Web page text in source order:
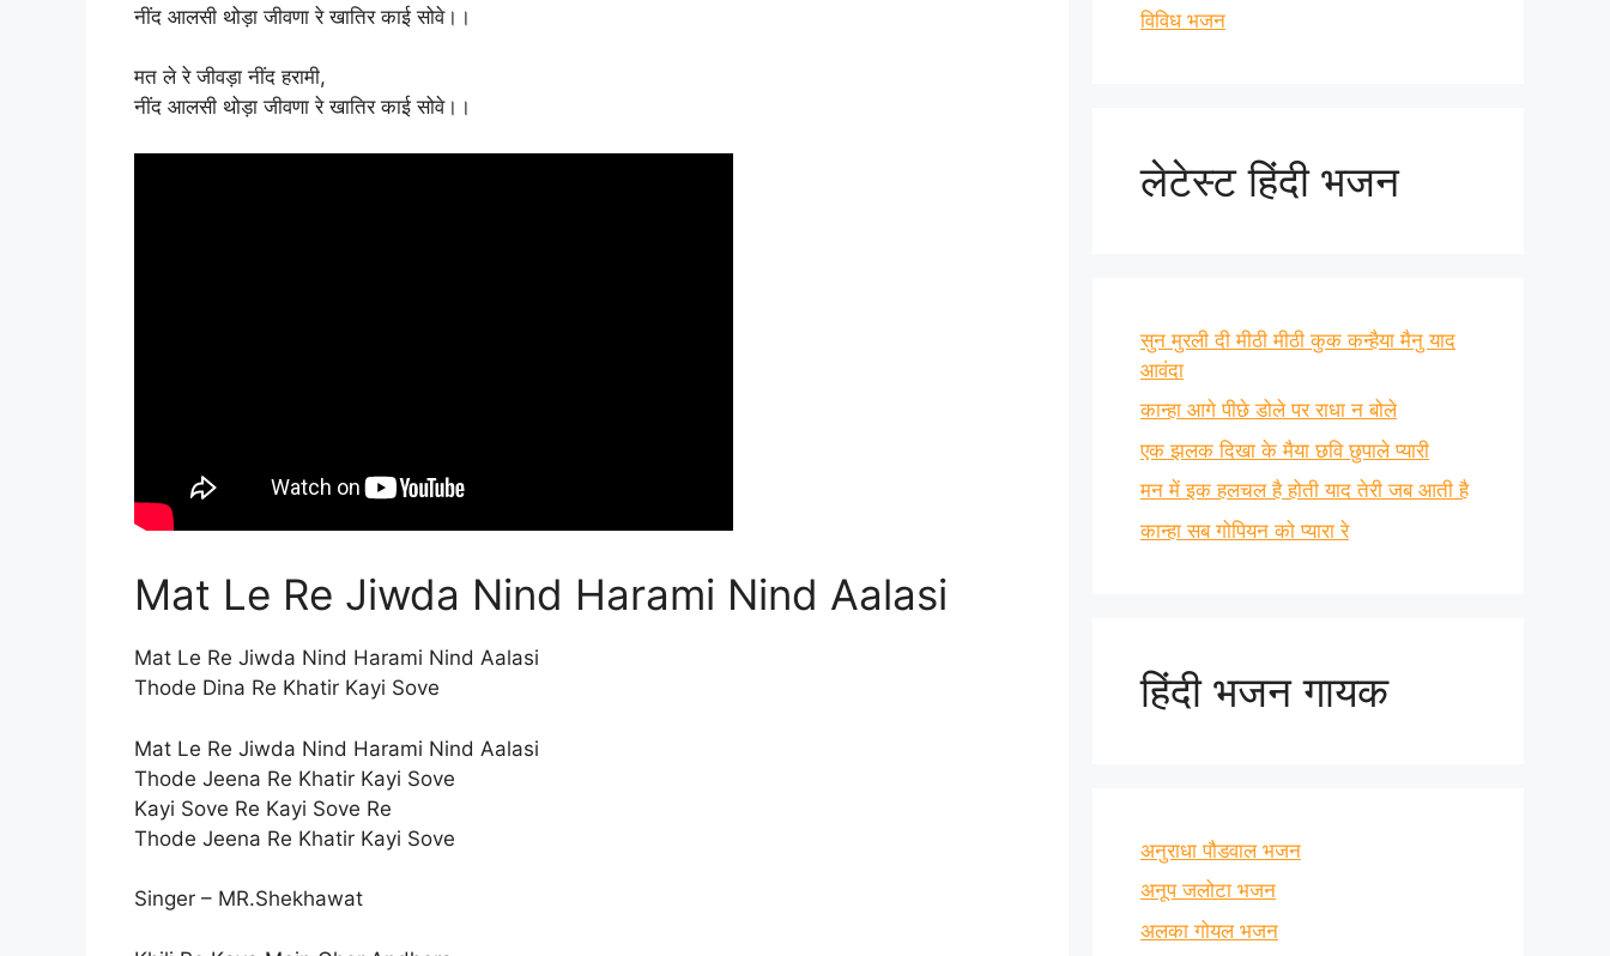
नींद आलसी थोड़ा जीवणा रे खातिर काई सोवे।।
मत ले रे जीवड़ा नींद हरामी,
नींद आलसी थोड़ा जीवणा रे खातिर काई सोवे।।
Mat Le Re Jiwda Nind Harami Nind Aalasi
Mat Le Re Jiwda Nind Harami Nind Aalasi
Thode Dina Re Khatir Kayi Sove
Mat Le Re Jiwda Nind Harami Nind Aalasi
Thode Jeena Re Khatir Kayi Sove
Kayi Sove Re Kayi Sove Re
Thode Jeena Re Khatir Kayi Sove
Singer – MR.Shekhawat
विविध भजन
लेटेस्ट हिंदी भजन
सुन मुरली दी मीठी मीठी कुक कन्हैया मैनु याद
आवंदा
कान्हा आगे पीछे डोले पर राधा न बोले
एक झलक दिखा के मैया छवि छुपाले प्यारी
मन में इक हलचल है होती याद तेरी जब आती है
कान्हा सब गोपियन को प्यारा रे
हिंदी भजन गायक
अनुराधा पौडवाल भजन
अनूप जलोटा भजन
अलका गोयल भजन